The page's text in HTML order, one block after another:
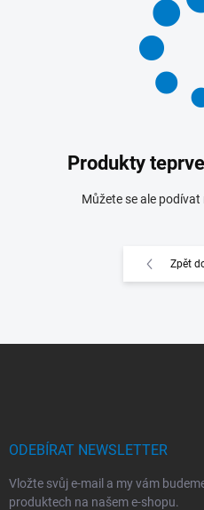
Produkty
Můžete se ale
Zpět
ODEBÍRAT NEWSLETTER
Vložte svůj e-mail a my vám
produktech na našem e-shopu.